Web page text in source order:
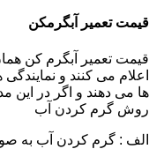
قیمت تعمیر آبگرمکن
قیمت تعمیر آبگرم کن
اعلام می کنند و
ها می دهند و اگر در این
روش گرم کردن آب
الف : گرم کردن آب به